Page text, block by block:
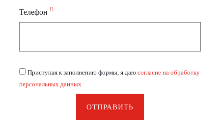
Телефон
Приступая к заполнению формы, я даю согласие на обработку
персональных данных
ОТПРАВИТЬ